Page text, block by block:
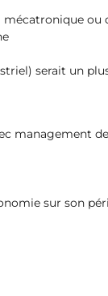
ou
serait un
management
sur son